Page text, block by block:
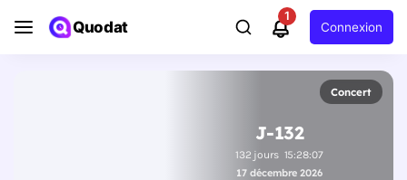
Quodat
1
Connexion
Concert
J-132
132 jours 15:28:06
17 décembre 2026